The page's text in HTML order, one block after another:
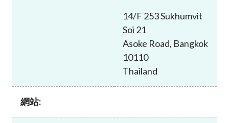
14/F 253 Sukhumvit
Soi 21
Asoke Road, Bangkok
10110
Thailand
網站: